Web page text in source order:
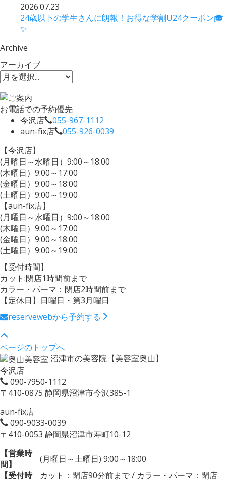
2026.07.23
24歳以下の学生さんに朗報！お得な学割U24クーポン🎓
✨
Archive
アーカイブ
お電話での予約優先
今沢店
055-967-1112
aun-fix店
055-926-0039
【今沢店】
(月曜日～水曜日）9:00～18:00
(木曜日）9:00～17:00
(金曜日）9:00～18:00
(土曜日）9:00～19:00
【aun-fix店】
(月曜日～水曜日）9:00～18:00
(木曜日）9:00～17:00
(金曜日）9:00～18:00
(土曜日）9:00～19:00
【受付時間】
カット:閉店1時間前まで
カラー・パーマ：閉店2時間前まで
【定休日】日曜日・第3月曜日
reservewebから予約する
ページのトップへ
沼津市の美容院【美容室奥山】
今沢店
090-7950-1112
〒410-0875 静岡県沼津市今沢385-1
aun-fix店
090-9033-0039
〒410-0053 静岡県沼津市寿町10-12
【営業時
間】
(月曜日～土曜日) 9:00～18:00
【受付時
カット：閉店90分前まで / カラー・パーマ：閉店